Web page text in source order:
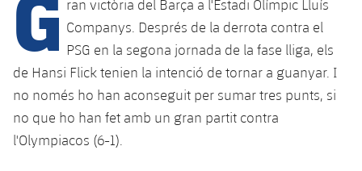
plusicon
més
Instal·lacions
Spotify Camp Nou
SUB13
SUB12
SUB11 A
SUB11 B
SUB13 B
SUB12 C
SUB11 C
Entrades
Gameday Shows
Resultats
Base
Barça Atlètic
Junior
Cadet A
Campus Estiu
PLUSICON
MÉS
Primer Equip
plusicon
més
Actualitat
Barça Atlètic
plusicon
més
ran victòria del Barça a l'Estadi Olímpic Lluís
Companys. Després de la derrota contra el
PSG en la segona jornada de la fase lliga, els
de Hansi Flick tenien la intenció de tornar a guanyar. I
no només ho han aconseguit per sumar tres punts, si
no que ho han fet amb un gran partit contra
l'Olympiacos (6-1).